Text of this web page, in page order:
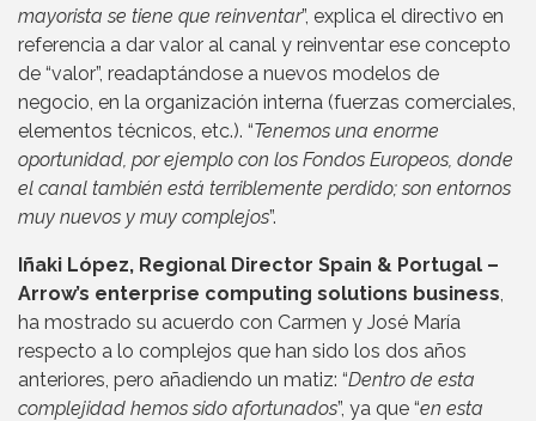
mayorista se tiene que reinventar”, explica el directivo en
referencia a dar valor al canal y reinventar ese concepto
de “valor”, readaptándose a nuevos modelos de
negocio, en la organización interna (fuerzas comerciales,
elementos técnicos, etc.). “Tenemos una enorme
oportunidad, por ejemplo con los Fondos Europeos, donde
el canal también está terriblemente perdido; son entornos
muy nuevos y muy complejos”.
Iñaki López, Regional Director Spain & Portugal –
Arrow’s enterprise computing solutions business
ha mostrado su acuerdo con Carmen y José María
respecto a lo complejos que han sido los dos años
anteriores, pero añadiendo un matiz: “Dentro de esta
complejidad hemos sido afortunados”, ya que “en esta